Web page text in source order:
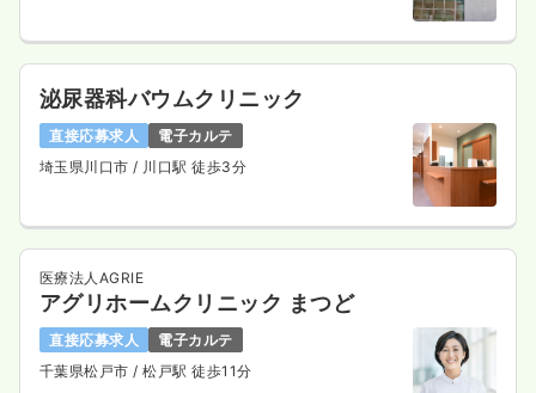
泌尿器科バウムクリニック
直接応募求人
電子カルテ
埼玉県川口市 / 川口駅 徒歩3分
医療法人AGRIE
アグリホームクリニック まつど
直接応募求人
電子カルテ
千葉県松戸市 / 松戸駅 徒歩11分